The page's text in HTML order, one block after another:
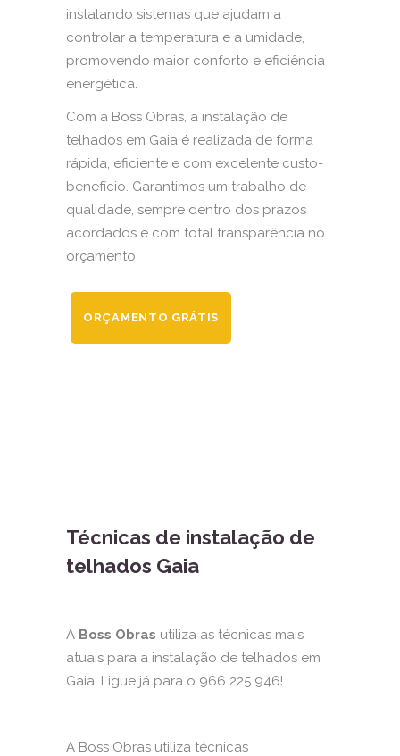
instalando sistemas que ajudam a
controlar a temperatura e a umidade,
promovendo maior conforto e eficiência
energética.
Com a Boss Obras, a instalação de
telhados em Gaia é realizada de forma
rápida, eficiente e com excelente custo-
benefício. Garantimos um trabalho de
qualidade, sempre dentro dos prazos
acordados e com total transparência no
orçamento.
ORÇAMENTO GRÁTIS
Técnicas de instalação de
telhados Gaia
A Boss Obras utiliza as técnicas mais
atuais para a instalação de telhados em
Gaia. Ligue já para o 966 225 946!
A Boss Obras utiliza técnicas